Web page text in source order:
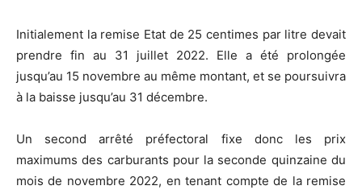
Initialement la remise Etat de 25 centimes par litre devait
prendre fin au 31 juillet 2022. Elle a été prolongée
jusqu’au 15 novembre au même montant, et se poursuivra
à la baisse jusqu’au 31 décembre.
Un second arrêté préfectoral fixe donc les prix
maximums des carburants pour la seconde quinzaine du
mois de novembre 2022, en tenant compte de la remise